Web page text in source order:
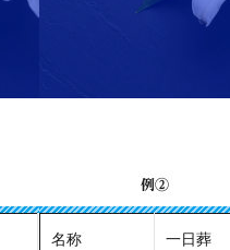
例②
名称 一日葬